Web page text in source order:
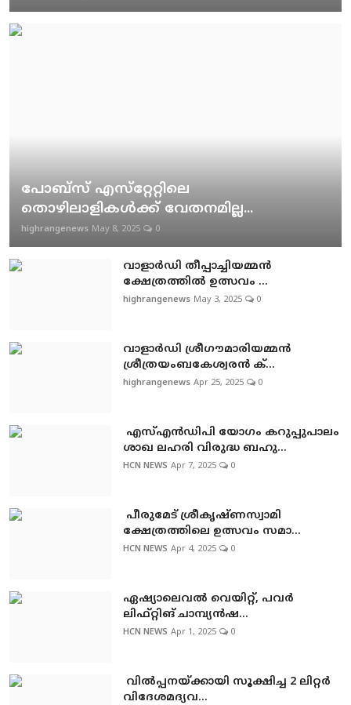
പോബ്‌സ് എസ്‌റ്റേറ്റിലെ
തൊഴിലാളികള്‍ക്ക് വേതനമില്ല...
highrangenews May 8, 2025 0
വാളാര്‍ഡി തീപ്പാച്ചിയമ്മന്‍
ക്ഷേത്രത്തില്‍ ഉത്സവം ...
highrangenews May 3, 2025 0
വാളാര്‍ഡി ശ്രീഗൗമാരിയമ്മന്‍
ശ്രീത്രയംബകേശ്വരന്‍ ക്...
highrangenews Apr 25, 2025 0
എസ്എന്‍ഡിപി യോഗം കറുപ്പുപാലം
ശാഖ ലഹരി വിരുദ്ധ ബഹു...
HCN NEWS Apr 7, 2025 0
പീരുമേട് ശ്രീകൃഷ്ണസ്വാമി
ക്ഷേത്രത്തിലെ ഉത്സവം സമാ...
HCN NEWS Apr 4, 2025 0
ഏഷ്യാലെവല്‍ വെയിറ്റ്, പവര്‍
ലിഫ്റ്റിങ് ചാമ്പ്യന്‍ഷ...
HCN NEWS Apr 1, 2025 0
വില്‍പ്പനയ്ക്കായി സൂക്ഷിച്ച 2 ലിറ്റര്‍
വിദേശമദ്യവ...